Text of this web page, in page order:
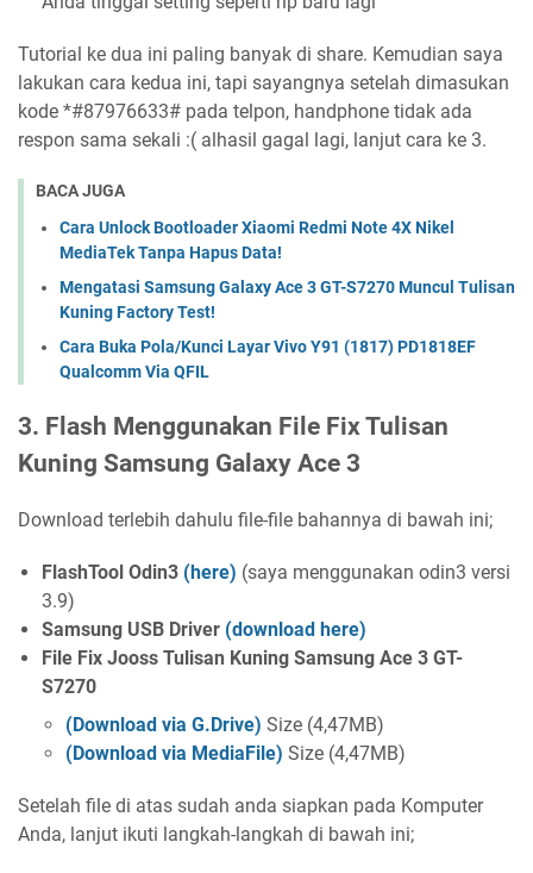
Tutorial ke dua ini paling banyak di share. Kemudian saya
lakukan cara kedua ini, tapi sayangnya setelah dimasukan
kode *#87976633# pada telpon, handphone tidak ada
respon sama sekali :( alhasil gagal lagi, lanjut cara ke 3.
BACA JUGA
Cara Unlock Bootloader Xiaomi Redmi Note 4X Nikel
MediaTek Tanpa Hapus Data!
Mengatasi Samsung Galaxy Ace 3 GT-S7270 Muncul Tulisan
Kuning Factory Test!
Cara Buka Pola/Kunci Layar Vivo Y91 (1817) PD1818EF
Qualcomm Via QFIL
3. Flash Menggunakan File Fix Tulisan
Kuning Samsung Galaxy Ace 3
Download terlebih dahulu file-file bahannya di bawah ini;
FlashTool Odin3 (here) (saya menggunakan odin3 versi
3.9)
Samsung USB Driver (download here)
File Fix Jooss Tulisan Kuning Samsung Ace 3 GT-
S7270
(Download via G.Drive) Size (4,47MB)
(Download via MediaFile) Size (4,47MB)
Setelah file di atas sudah anda siapkan pada Komputer
Anda, lanjut ikuti langkah-langkah di bawah ini;